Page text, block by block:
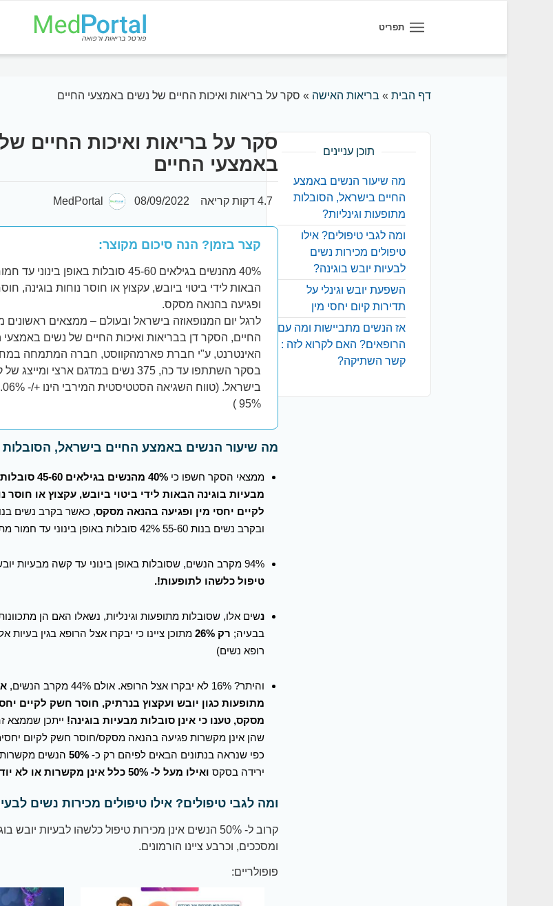
תפריט
דף הבית» בריאות האישה » סקר על בריאות ואיכות החיים של נשים באמצעי החיים
תוכן עניינים
מה שיעור הנשים באמצע
החיים בישראל, הסובלות
מתופעות וגינליות?
ומה לגבי טיפולים? אילו
טיפולים מכירות נשים
לבעיות יובש בוגינה?
השפעת יובש וגינלי על
תדירות קיום יחסי מין
אז הנשים מתביישות ומה עם
הרופאים? האם לקרוא לזה :
קשר השתיקה?
סקר על בריאות ואיכות החיים
באמצעי החיים
4.7 דקות קריאה 08/09/2022
MedPortal
קצר בזמן? הנה סיכום מקוצר:
40% מהנשים בגילאים 45-60 סובלות באופן
הבאות לידי ביטוי ביובש, עקצוץ או חוסר נוחות בוגינה,
ופגיעה בהנאה מסקס.
לרגל יום המנופאוזה בישראל ובעולם – ממצאים
החיים, הסקר דן בבריאות ואיכות החיים של נשים
האינטרנט, ע"י חברת פארמהקווסט, חברה המתמחה
95% )
מה שיעור הנשים באמצע החיים בישראל, הסובלות
ממצאי הסקר חשפו כי
40% מהנשים
מבעיות בוגינה הבאות לידי ביטוי ביובש, עקצוץ או חוסר
לקיים יחסי מין ופגיעה בהנאה מסקס
ובקרב נשים בנות 55-60 42% סובלות באופן בינוני עד חמור מתופעות אלה.
94% מקרב הנשים, שסובלות באופן בינוני עד קשה מבעיות יובש ועקצוץ
טיפול כלשהו לתופעות!.
נשים אלו, שסובלות מתופעות וגינליות, נשאלו האם הן
בבעיה; רק 26%
רופא נשים)
והיתר? 16% לא יבקרו אצל הרופא. אולם 44% מקרב הנשים,
מתופעות כגון יובש ועקצוץ בנרתיק, חוסר חשק לקיים
מסקס, טענו כי אינן סובלות מבעיות בוגינה! ייתכן שממצא
שהן אינן מקשרות פגיעה בהנאה מסקס/חוסר חשק לקיום
כפי שנראה בנתונים הבאים לפיהם רק כ- 50%הנשים מקשרות
ירידה בסקס ואילו מעל ל- 50% כלל אינן מקשרות או לא יודעות אם יש קשר.
ומה לגבי טיפולים? אילו טיפולים מכירות נשים
קרוב ל- 50% הנשים אינן מכירות טיפול כלשהו לבעיות
ומסככים, וכרבע ציינו הורמונים.
פופולריים: